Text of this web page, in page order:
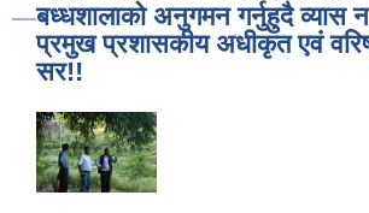
बध्धशालाको अनुगमन गर्नुहुदै व्यास
प्रमुख प्रशासकीय अधीकृत एवं
सर!!